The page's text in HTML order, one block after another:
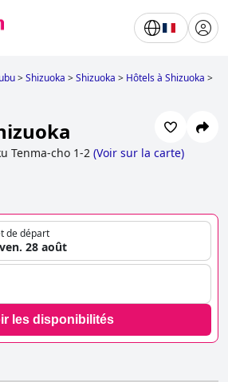
>Shizuoka >Shizuoka > Hôtels à Shizuoka >
Tenma-cho 1-2 (Voir sur la carte)
de départ
28 août
les disponibilités